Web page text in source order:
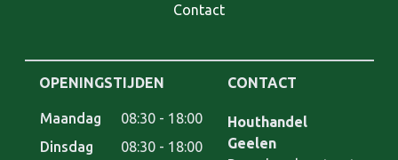
Contact
OPENINGSTIJDEN
Maandag
08:30 - 18:00
Dinsdag
08:30 - 18:00
CONTACT
Houthandel Geelen
Houthandel
Geelen